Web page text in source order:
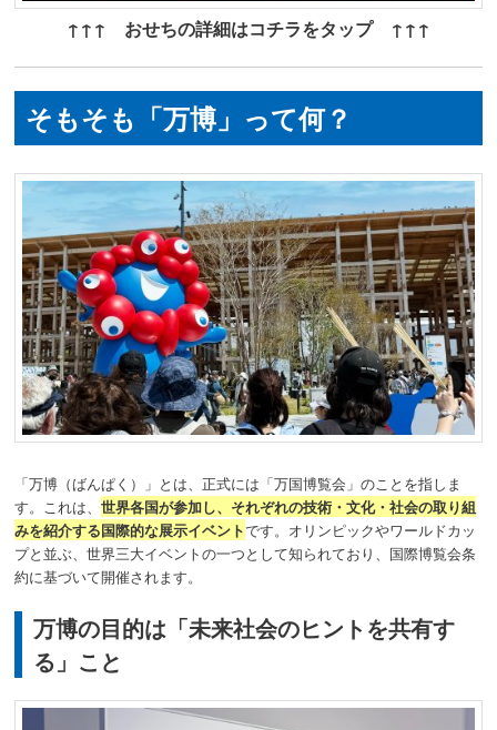
↑↑↑ おせちの詳細はコチラをタップ ↑↑↑
そもそも「万博」って何？
「万博（ばんぱく）」とは、正式には「万国博覧会」のことを指しま
す。これは、世界各国が参加し、それぞれの技術・文化・社会の取り組
みを紹介する国際的な展示イベントです。オリンピックやワールドカッ
プと並ぶ、世界三大イベントの一つとして知られており、国際博覧会条
約に基づいて開催されます。
万博の目的は「未来社会のヒントを共有す
る」こと